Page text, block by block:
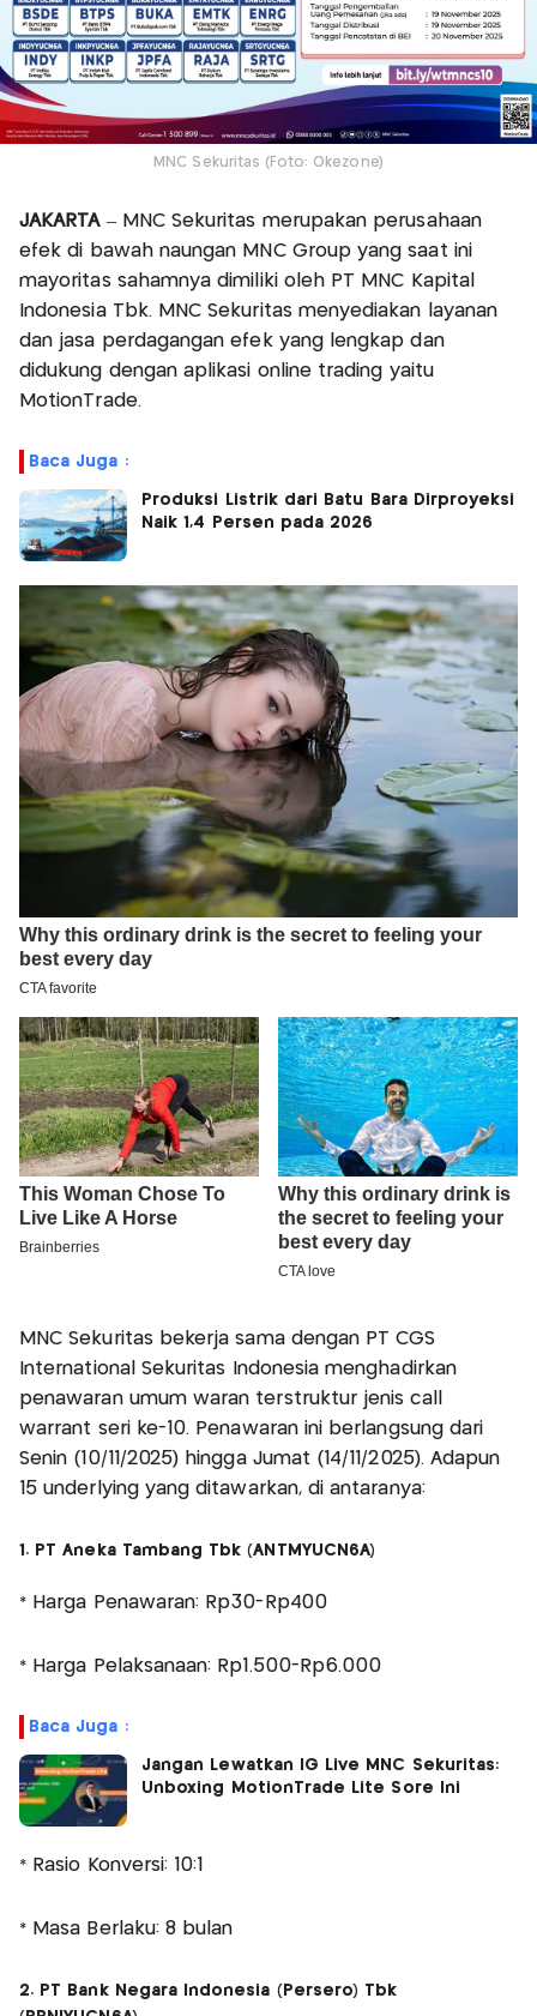
MNC Sekuritas (Foto: Okezone)
JAKARTA– MNC Sekuritas merupakan perusahaan
efek di bawah naungan MNC Group yang saat ini
mayoritas sahamnya dimiliki oleh PT MNC Kapital
Indonesia Tbk. MNC Sekuritas menyediakan layanan
dan jasa perdagangan efek yang lengkap dan
didukung dengan aplikasi online trading yaitu
MotionTrade.
Baca Juga :
Produksi Listrik dari Batu Bara Dirproyeksi
Naik 1,4 Persen pada 2026
MNC Sekuritas bekerja sama dengan PT CGS
International Sekuritas Indonesia menghadirkan
penawaran umum waran terstruktur jenis call
warrant seri ke-10. Penawaran ini berlangsung dari
Senin (10/11/2025) hingga Jumat (14/11/2025). Adapun
15 underlying yang ditawarkan, di antaranya:
1. PT Aneka Tambang Tbk (ANTMYUCN6A)
* Harga Penawaran: Rp30-Rp400
* Harga Pelaksanaan: Rp1.500-Rp6.000
Baca Juga :
Jangan Lewatkan IG Live MNC Sekuritas:
Unboxing MotionTrade Lite Sore Ini
* Rasio Konversi: 10:1
* Masa Berlaku: 8 bulan
2. PT Bank Negara Indonesia (Persero) Tbk